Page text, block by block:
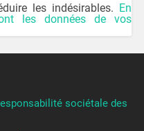
les indésirables. En
les données de vos
sociétale des